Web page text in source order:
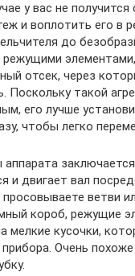
у вас не получится
и воплотить его в
до
режущими
отсек, через
Поскольку такой
его лучше
чтобы легко
и двигает вал
ветви
короб, режущие
мелкие кусочки,
Очень